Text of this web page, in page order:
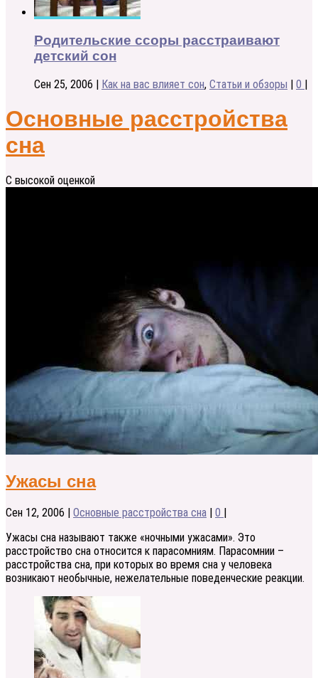
Родительские ссоры расстраивают
детский сон
Сен 25, 2006 | Как на вас влияет сон, Статьи и обзоры | 0 |
Основные расстройства
сна
С высокой оценкой
Ужасы сна
Сен 12, 2006 Основные расстройства сна 0
Ужасы сна называют также «ночными ужасами». Это
расстройство сна относится к парасомниям. Парасомнии –
расстройства сна, при которых во время сна у человека
возникают необычные, нежелательные поведенческие реакции.